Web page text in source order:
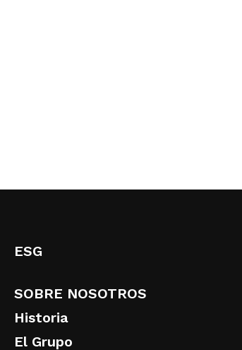
ESG
SOBRE NOSOTROS
Historia
El Grupo